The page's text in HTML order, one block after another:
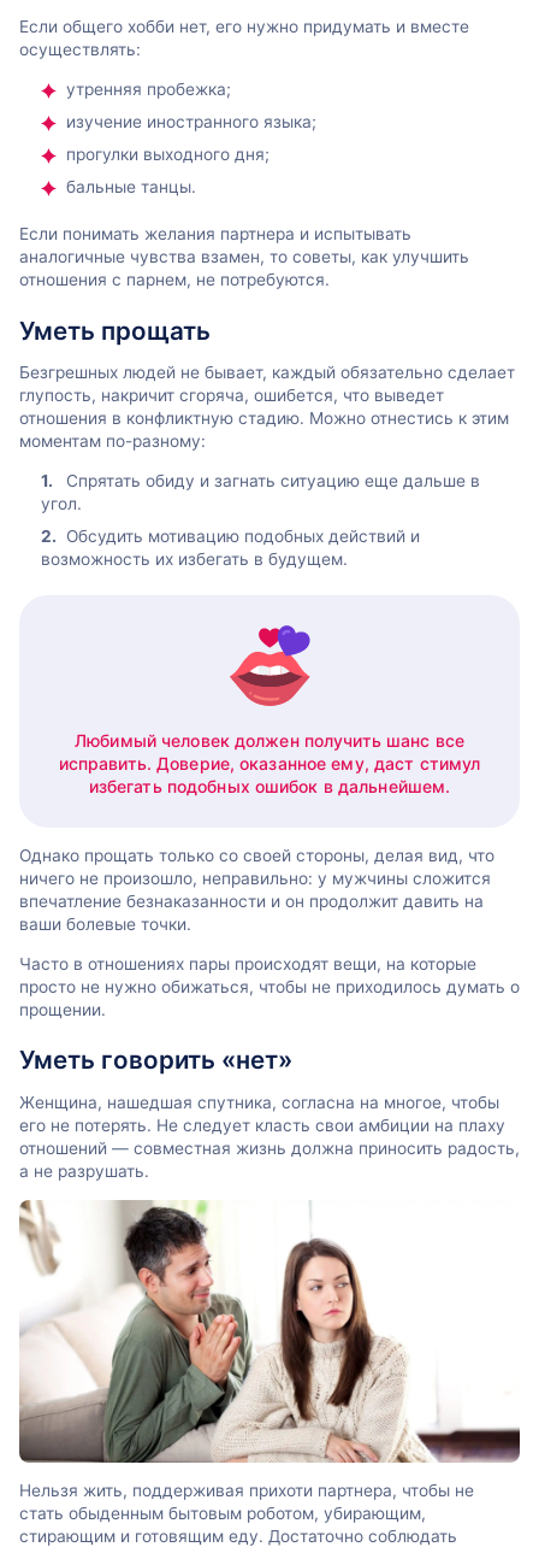
Если общего хобби нет, его нужно придумать и вместе
осуществлять:
утренняя пробежка;
изучение иностранного языка;
прогулки выходного дня;
бальные танцы.
Если понимать желания партнера и испытывать
аналогичные чувства взамен, то советы, как улучшить
отношения с парнем, не потребуются.
Уметь прощать
Безгрешных людей не бывает, каждый обязательно сделает
глупость, накричит сгоряча, ошибется, что выведет
отношения в конфликтную стадию. Можно отнестись к этим
моментам по-разному:
Спрятать обиду и загнать ситуацию еще дальше в
угол.
Обсудить мотивацию подобных действий и
возможность их избегать в будущем.
Любимый человек должен получить шанс все
исправить. Доверие, оказанное ему, даст стимул
избегать подобных ошибок в дальнейшем.
Однако прощать только со своей стороны, делая вид, что
ничего не произошло, неправильно: у мужчины сложится
впечатление безнаказанности и он продолжит давить на
ваши болевые точки.
Часто в отношениях пары происходят вещи, на которые
просто не нужно обижаться, чтобы не приходилось думать о
прощении.
Уметь говорить «нет»
Женщина, нашедшая спутника, согласна на многое, чтобы
его не потерять. Не следует класть свои амбиции на плаху
отношений — совместная жизнь должна приносить радость,
а не разрушать.
Нельзя жить, поддерживая прихоти партнера, чтобы не
стать обыденным бытовым роботом, убирающим,
стирающим и готовящим еду. Достаточно соблюдать